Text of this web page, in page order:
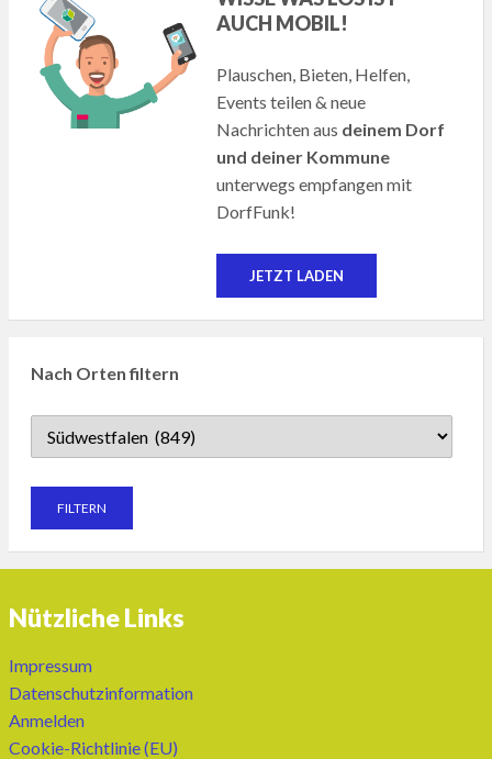
AUCH MOBIL!
Plauschen, Bieten, Helfen,
Events teilen & neue
Nachrichten aus deinem Dorf
und deiner Kommune
unterwegs empfangen mit
DorfFunk!
JETZT LADEN
Nach Orten filtern
Nützliche Links
Impressum
Datenschutzinformation
Anmelden
Cookie-Richtlinie (EU)